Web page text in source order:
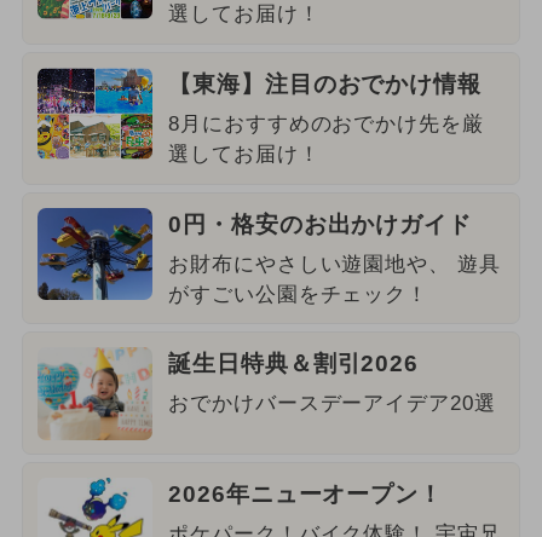
選してお届け！
【東海】注目のおでかけ情報
8月におすすめのおでかけ先を厳
選してお届け！
0円・格安のお出かけガイド
お財布にやさしい遊園地や、 遊具
がすごい公園をチェック！
誕生日特典＆割引2026
おでかけバースデーアイデア20選
2026年ニューオープン！